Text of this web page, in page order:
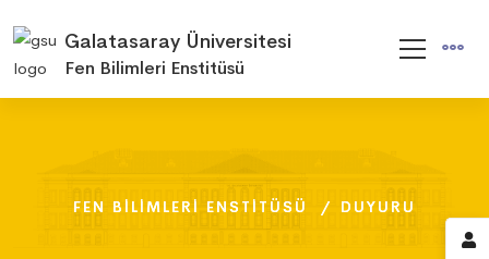
Galatasaray Üniversitesi
Fen Bilimleri Enstitüsü
FEN BILIMLERI ENSTITÜSÜ DUYURU
FEN BILIMLERI ENSTITÜSÜ DUYURU
FEN BILIMLERI ENSTITÜSÜ DUYURU